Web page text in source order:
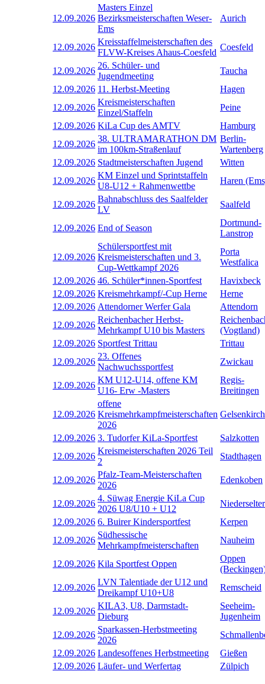
12.09.2026
Masters Einzel
Bezirksmeisterschaften Weser-
Ems
Aurich
12.09.2026
Kreisstaffelmeisterschaften des
FLVW-Kreises Ahaus-Coesfeld
Coesfeld
12.09.2026
26. Schüler- und
Jugendmeeting
Taucha
12.09.2026 11. Herbst-Meeting
Hagen
12.09.2026
Kreismeisterschaften
Einzel/Staffeln
Peine
12.09.2026 KiLa Cup des AMTV
Hamburg
12.09.2026
38. ULTRAMARATHON DM
im 100km-Straßenlauf
Berlin-
Wartenberg
12.09.2026 Stadtmeisterschaften Jugend
Witten
12.09.2026
KM Einzel und Sprintstaffeln
U8-U12 + Rahmenwettbe
Haren
12.09.2026
Bahnabschluss des Saalfelder
LV
Saalfeld
12.09.2026 End of Season
Dortmund-
Lanstrop
12.09.2026
Schülersportfest mit
Kreismeisterschaften und 3.
Cup-Wettkampf 2026
Porta
Westfalica
12.09.2026 46. Schüler*innen-Sportfest
Havixbeck
12.09.2026 Kreismehrkampf/-Cup Herne
Herne
12.09.2026 Attendorner Werfer Gala
Attendorn
12.09.2026
Reichenbacher Herbst-
Mehrkampf U10 bis Masters
(Vogtland)
12.09.2026 Sportfest Trittau
Trittau
12.09.2026
23. Offenes
Nachwuchssportfest
Zwickau
12.09.2026
KM U12-U14, offene KM
U16- Erw -Masters
Regis-
Breitingen
12.09.2026
offene
Kreismehrkampfmeisterschaften
2026
12.09.2026 3. Tudorfer KiLa-Sportfest
Salzkotten
12.09.2026
Kreismeisterschaften 2026 Teil
2
Stadthagen
12.09.2026
Pfalz-Team-Meisterschaften
2026
Edenkoben
12.09.2026
4. Süwag Energie KiLa Cup
2026 U8/U10 + U12
12.09.2026 6. Buirer Kindersportfest
Kerpen
12.09.2026
Südhessische
Mehrkampfmeisterschaften
Nauheim
12.09.2026 Kila Sportfest Oppen
Oppen
12.09.2026
LVN Talentiade der U12 und
Dreikampf U10+U8
Remscheid
12.09.2026
KILA3, U8, Darmstadt-
Dieburg
Seeheim-
Jugenheim
12.09.2026
Sparkassen-Herbstmeeting
2026
12.09.2026 Landesoffenes Herbstmeeting
Gießen
12.09.2026 Läufer- und Werfertag Zülpich